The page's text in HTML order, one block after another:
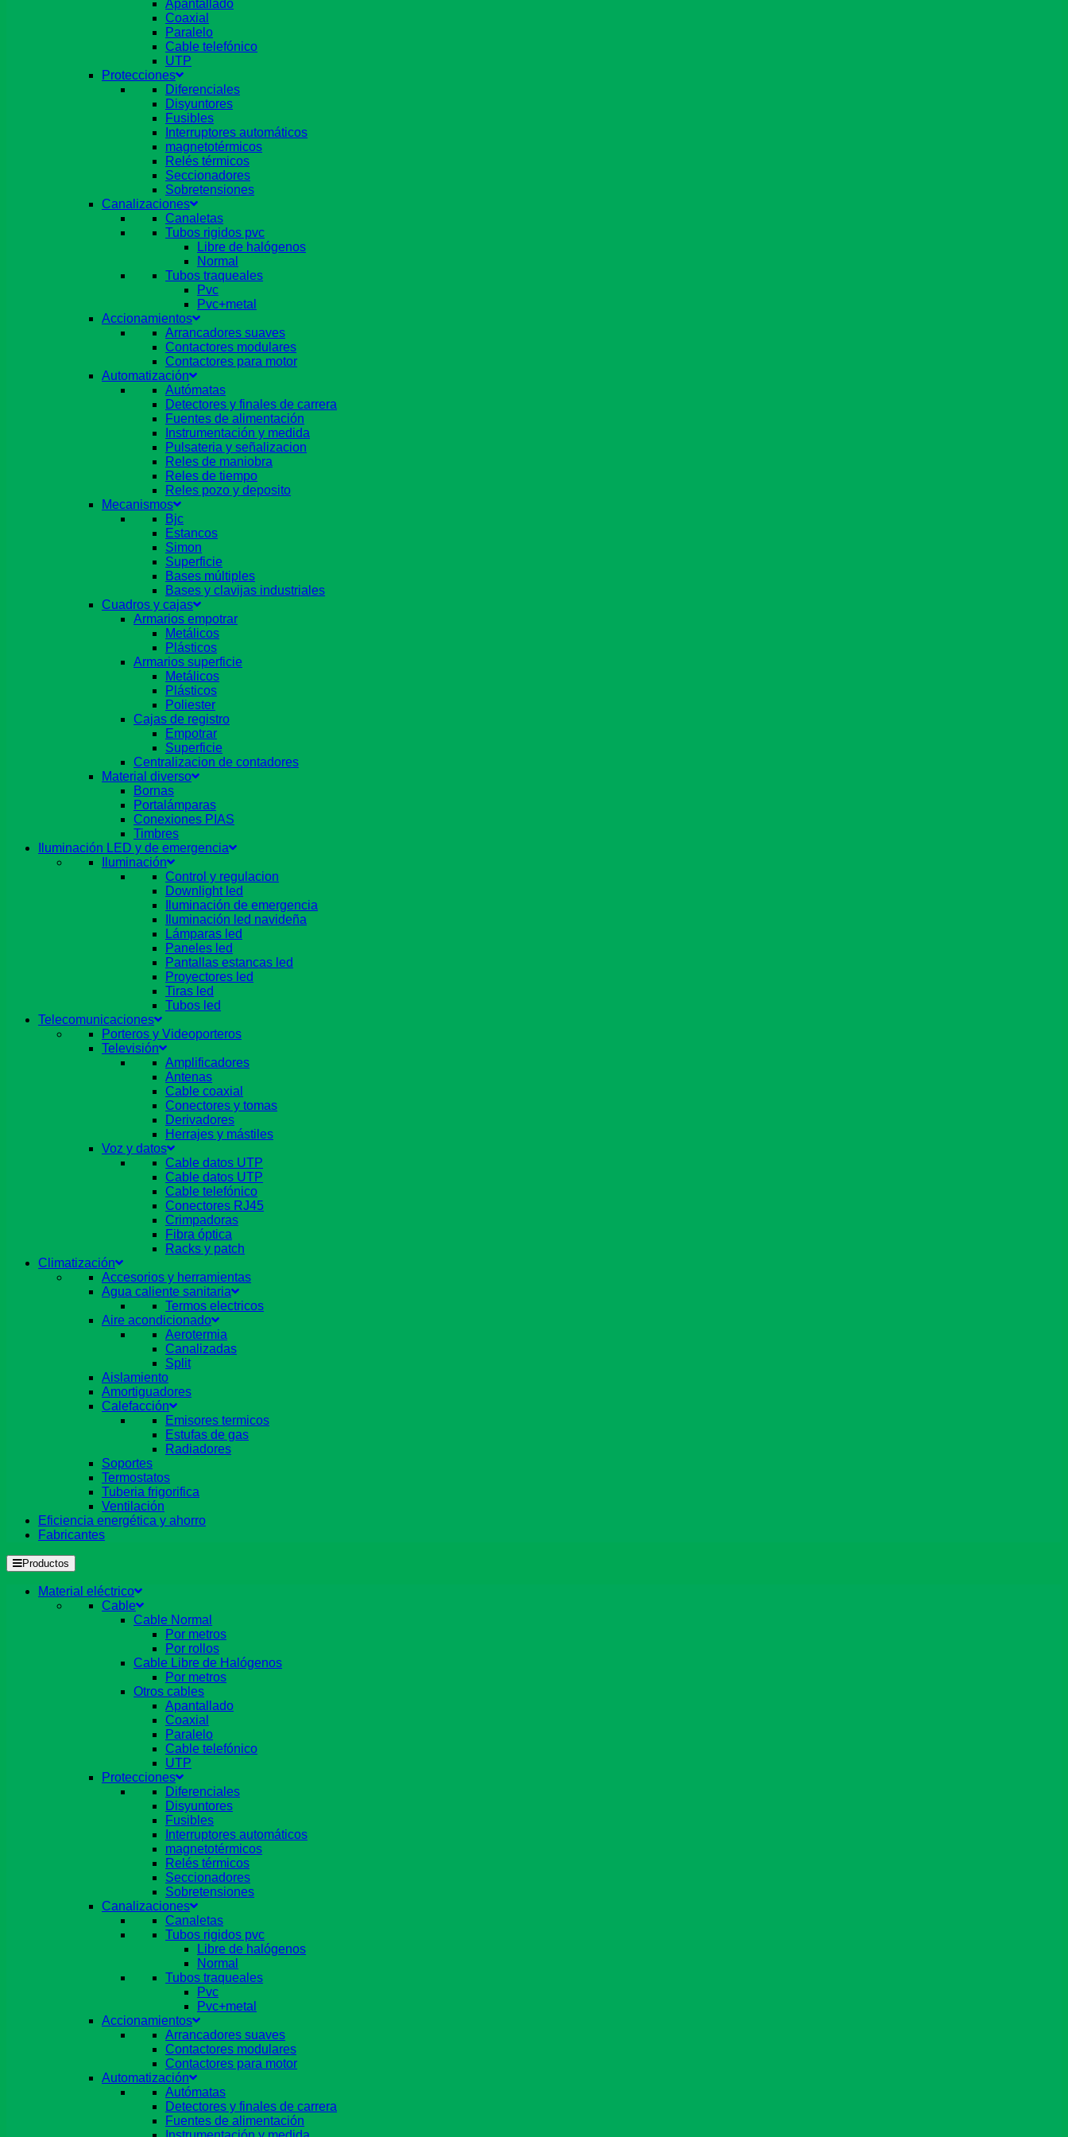
Apantallado
Coaxial
Paralelo
Cable telefónico
UTP
Protecciones
Diferenciales
Disyuntores
Fusibles
Interruptores automáticos
magnetotérmicos
Relés térmicos
Seccionadores
Sobretensiones
Canalizaciones
Canaletas
Tubos rigidos pvc
Libre de halógenos
Normal
Tubos traqueales
Pvc
Pvc+metal
Accionamientos
Arrancadores suaves
Contactores modulares
Contactores para motor
Automatización
Autómatas
Detectores y finales de carrera
Fuentes de alimentación
Instrumentación y medida
Pulsateria y señalizacion
Reles de maniobra
Reles de tiempo
Reles pozo y deposito
Mecanismos
Bjc
Estancos
Simon
Superficie
Bases múltiples
Bases y clavijas industriales
Cuadros y cajas
Armarios empotrar
Metálicos
Plásticos
Armarios superficie
Metálicos
Plásticos
Poliester
Cajas de registro
Empotrar
Superficie
Centralizacion de contadores
Material diverso
Bornas
Portalámparas
Conexiones PIAS
Timbres
Iluminación LED y de emergencia
Iluminación
Control y regulacion
Downlight led
Iluminación de emergencia
Iluminación led navideña
Lámparas led
Paneles led
Pantallas estancas led
Proyectores led
Tiras led
Tubos led
Telecomunicaciones
Porteros y Videoporteros
Televisión
Amplificadores
Antenas
Cable coaxial
Conectores y tomas
Derivadores
Herrajes y mástiles
Voz y datos
Cable datos UTP
Cable datos UTP
Cable telefónico
Conectores RJ45
Crimpadoras
Fibra óptica
Racks y patch
Climatización
Accesorios y herramientas
Agua caliente sanitaria
Termos electricos
Aire acondicionado
Aerotermia
Canalizadas
Split
Aislamiento
Amortiguadores
Calefacción
Emisores termicos
Estufas de gas
Radiadores
Soportes
Termostatos
Tuberia frigorifica
Ventilación
Eficiencia energética y ahorro
Fabricantes
Productos
Material eléctrico
Cable
Cable Normal
Por metros
Por rollos
Cable Libre de Halógenos
Por metros
Otros cables
Apantallado
Coaxial
Paralelo
Cable telefónico
UTP
Protecciones
Diferenciales
Disyuntores
Fusibles
Interruptores automáticos
magnetotérmicos
Relés térmicos
Seccionadores
Sobretensiones
Canalizaciones
Canaletas
Tubos rigidos pvc
Libre de halógenos
Normal
Tubos traqueales
Pvc
Pvc+metal
Accionamientos
Arrancadores suaves
Contactores modulares
Contactores para motor
Automatización
Autómatas
Detectores y finales de carrera
Fuentes de alimentación